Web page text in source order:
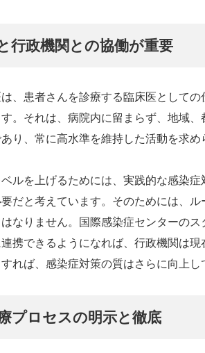
行政機関との協働が重要
、患者さんを診療する臨床医として
。それは、病院内に留まらず、地域
り、常に高水準を維持した活動を求め
ルを上げるためには、実践的な感染
だと考えています。そのためには、
なりません。国際感染症センターの
携できるようになれば、行政機関は
れば、感染症対策の質はさらに向上
プロセスの明示と徹底